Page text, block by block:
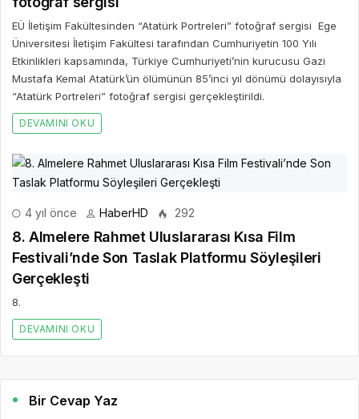
EÜ İletişim Fakültesinden “Atatürk Portreleri” fotoğraf sergisi Ege
Üniversitesi İletişim Fakültesi tarafından Cumhuriyetin 100 Yılı
Etkinlikleri kapsamında, Türkiye Cumhuriyeti’nin kurucusu Gazi
Mustafa Kemal Atatürk’ün ölümünün 85’inci yıl dönümü dolayısıyla
“Atatürk Portreleri” fotoğraf sergisi gerçekleştirildi.
DEVAMINI OKU
4 yıl önce HaberHD 292
8. Almelere Rahmet Uluslararası Kısa Film
Festivali’nde Son Taslak Platformu Söyleşileri
Gerçekleşti
8.
DEVAMINI OKU
Bir Cevap Yaz